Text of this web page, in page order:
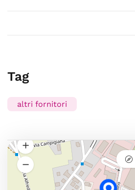
Tag
altri fornitori